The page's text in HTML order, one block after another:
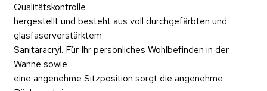
Qualitätskontrolle
hergestellt und besteht aus voll durchgefärbten und
glasfaserverstärktem
Sanitäracryl. Für Ihr persönliches Wohlbefinden in der
Wanne sowie
eine angenehme Sitzposition sorgt die angenehme